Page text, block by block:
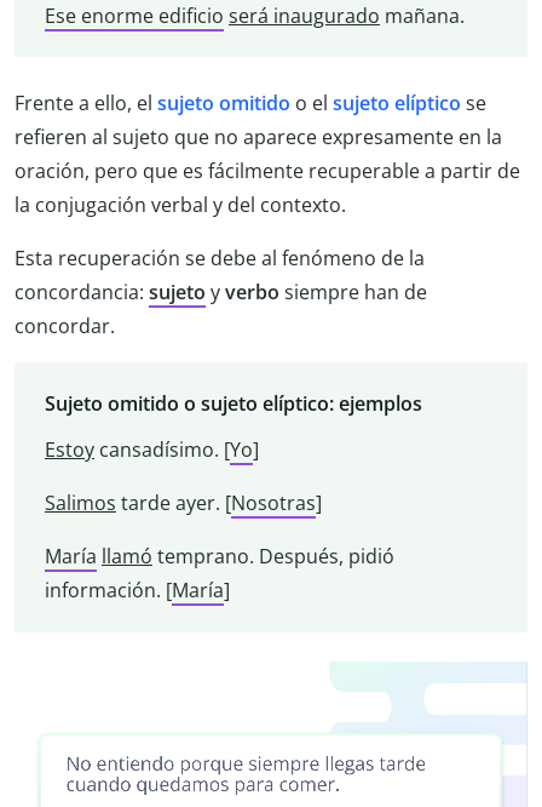
Ese enorme edificio será inaugurado mañana.
Frente a ello, el sujeto omitido o el sujeto elíptico se
refieren al sujeto que no aparece expresamente en la
oración, pero que es fácilmente recuperable a partir de
la conjugación verbal y del contexto.
Esta recuperación se debe al fenómeno de la
concordancia: sujeto yverbo siempre han de
concordar.
Sujeto omitido o sujeto elíptico: ejemplos
Estoycansadísimo. [Yo]
Salimos tarde ayer. [Nosotras]
María llamó temprano. Después, pidió
información. [María]